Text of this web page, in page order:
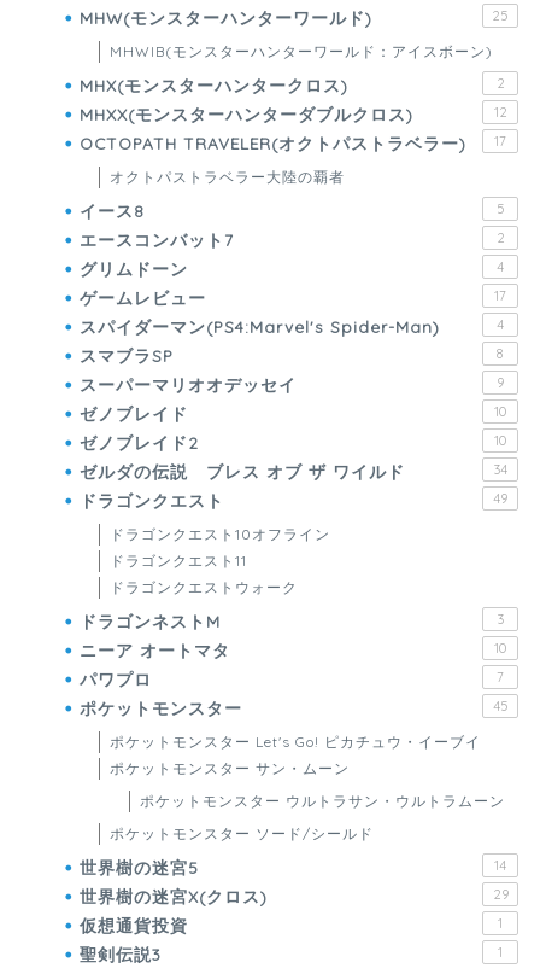
MHW(モンスターハンターワールド) 25
MHWIB(モンスターハンターワールド：アイスボーン)
MHX(モンスターハンタークロス) 2
MHXX(モンスターハンターダブルクロス) 12
OCTOPATH TRAVELER(オクトパストラベラー) 17
オクトパストラベラー大陸の覇者
イース8 5
エースコンバット7 2
グリムドーン 4
ゲームレビュー 17
スパイダーマン(PS4:Marvel's Spider-Man) 4
スマブラSP 8
スーパーマリオオデッセイ 9
ゼノブレイド 10
ゼノブレイド2 10
ゼルダの伝説 ブレス オブ ザ ワイルド 34
ドラゴンクエスト 49
ドラゴンクエスト10オフライン
ドラゴンクエスト11
ドラゴンクエストウォーク
ドラゴンネストM 3
ニーア オートマタ 10
パワプロ 7
ポケットモンスター 45
ポケットモンスター Let's Go! ピカチュウ・イーブイ
ポケットモンスター サン・ムーン
ポケットモンスター ウルトラサン・ウルトラムーン
ポケットモンスター ソード/シールド
世界樹の迷宮5 14
世界樹の迷宮X(クロス) 29
仮想通貨投資 1
聖剣伝説3 1